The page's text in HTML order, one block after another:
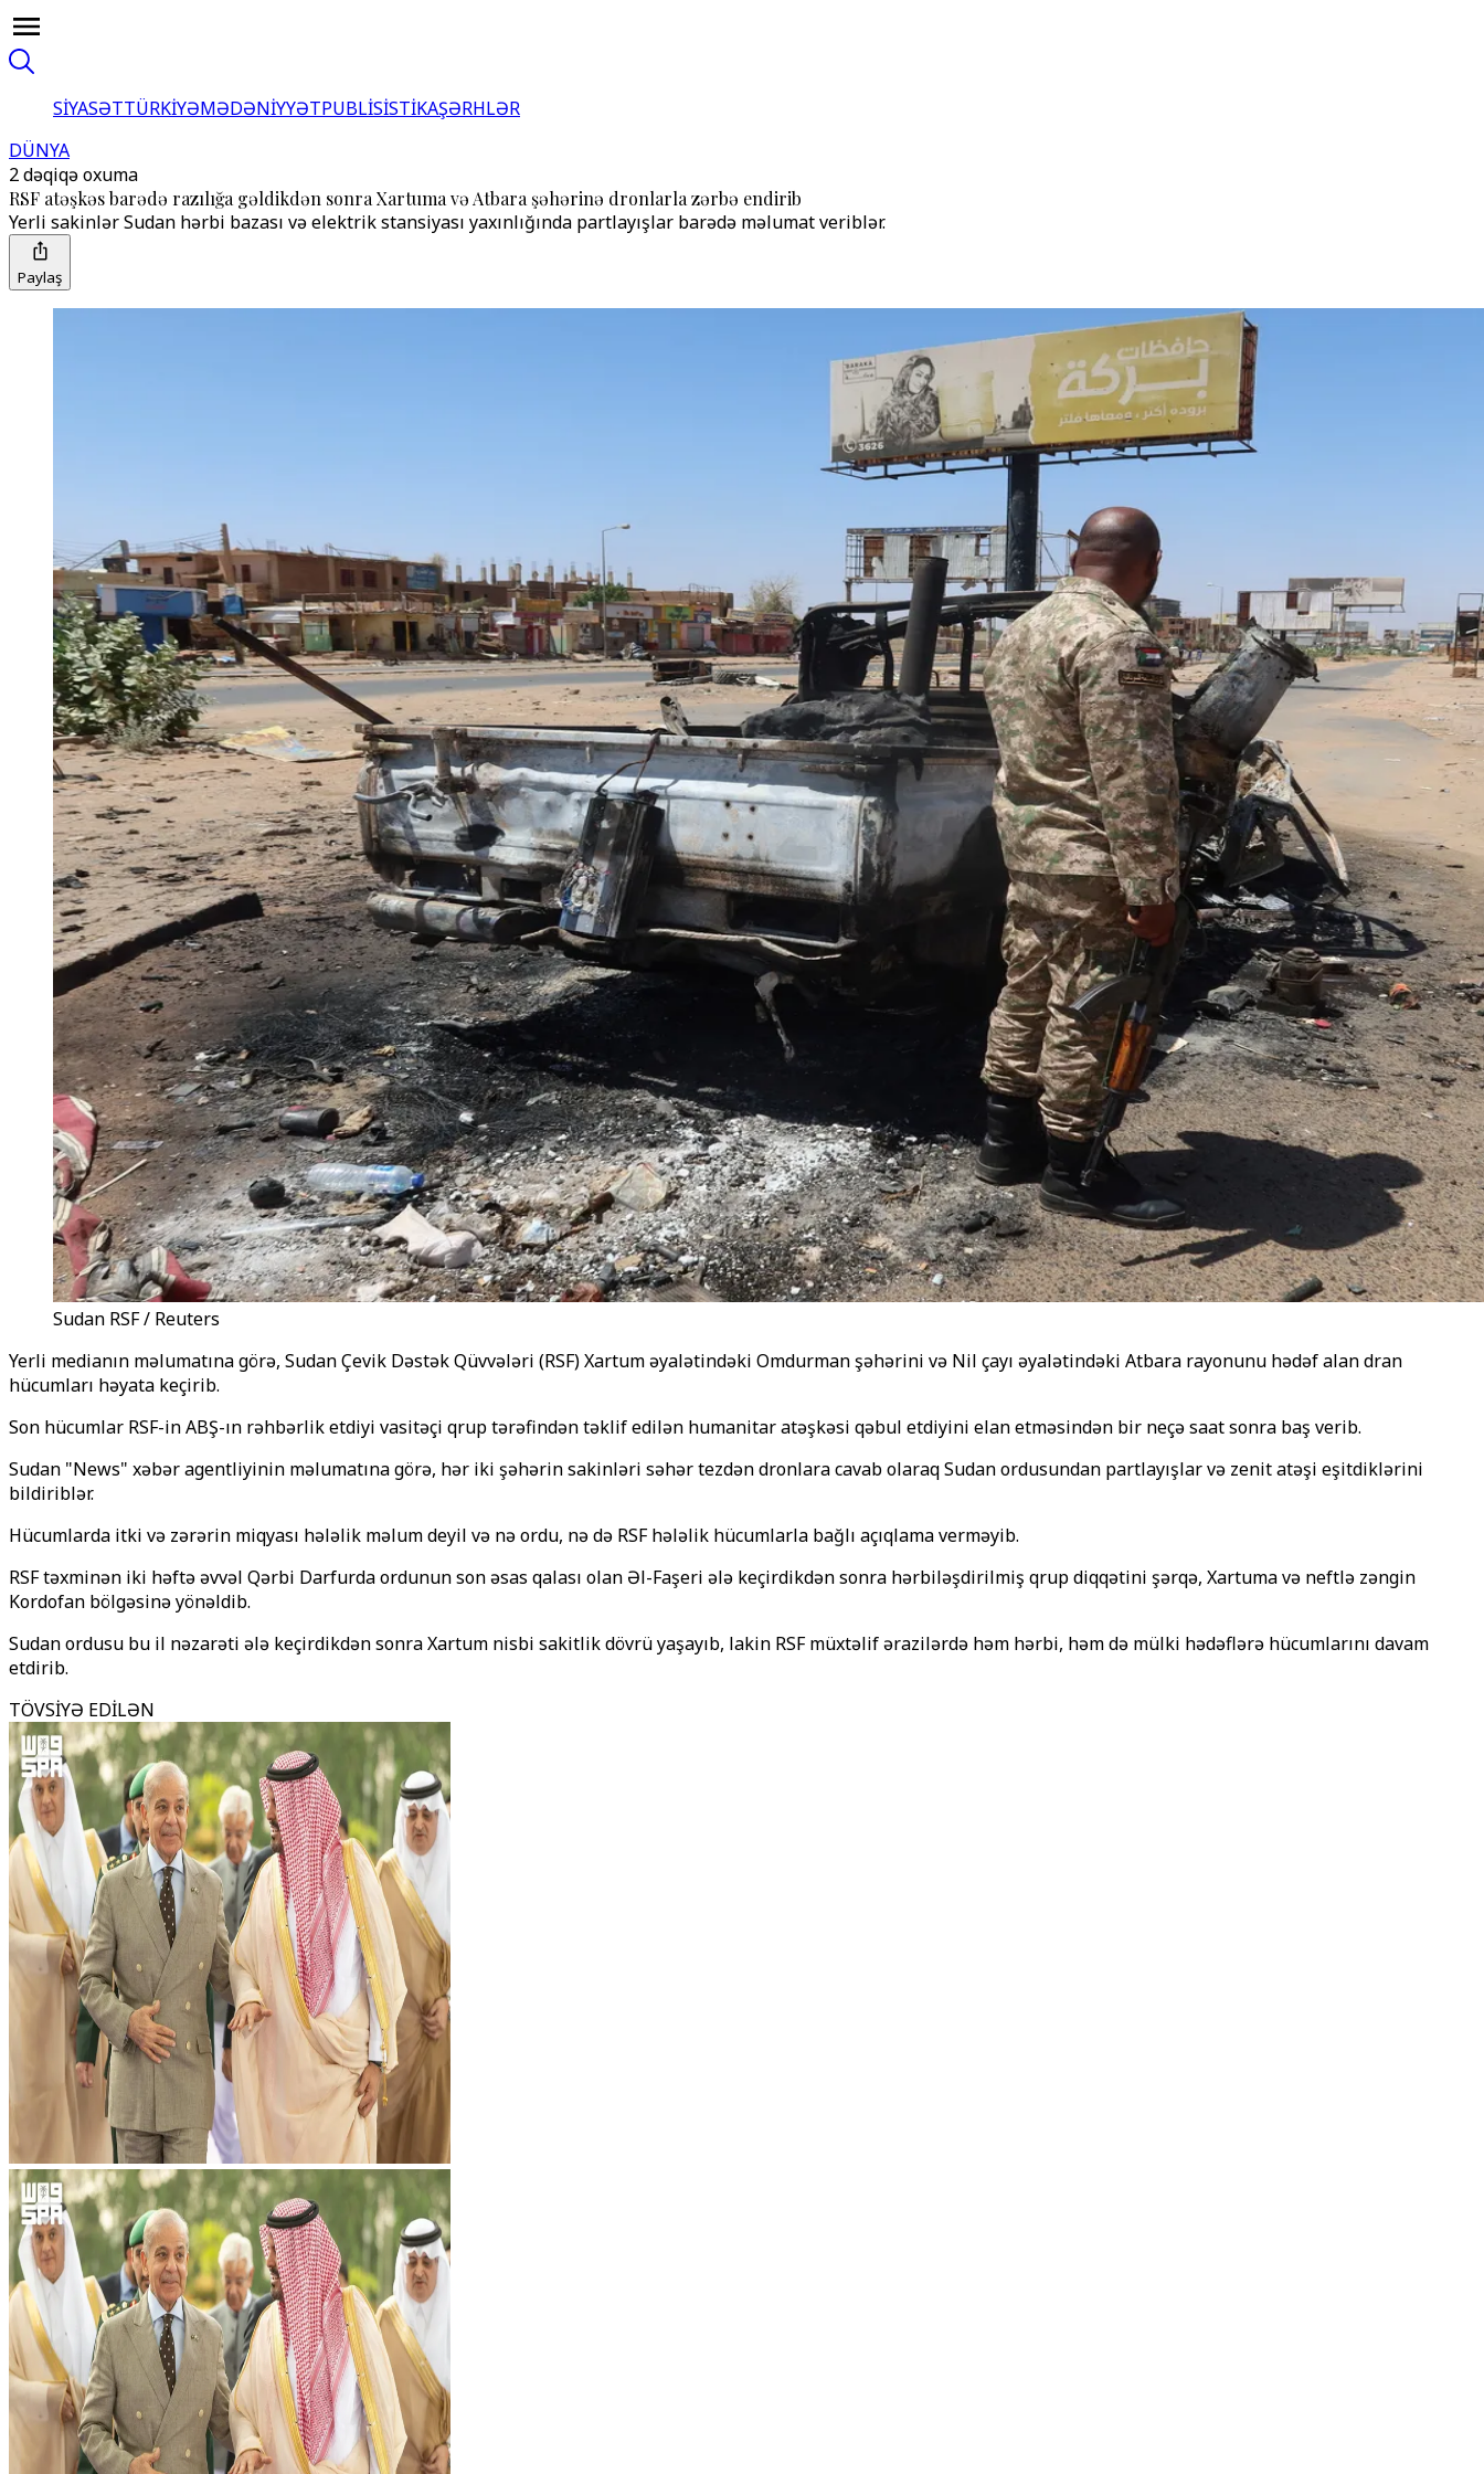
SİYASƏTTÜRKİYƏMƏDƏNİYYƏTPUBLİSİSTİKAŞƏRHLƏR
DÜNYA
2 dəqiqə oxuma
RSF atəşkəs barədə razılığa gəldikdən sonra Xartuma və Atbara şəhərinə dronlarla zərbə endirib
Yerli sakinlər Sudan hərbi bazası və elektrik stansiyası yaxınlığında partlayışlar barədə məlumat veriblər.
Paylaş
Sudan RSF / Reuters
Yerli medianın məlumatına görə, Sudan Çevik Dəstək Qüvvələri (RSF) Xartum əyalətindəki Omdurman şəhərini və Nil çayı əyalətindəki Atbara rayonunu hədəf alan dran
hücumları həyata keçirib.
Son hücumlar RSF-in ABŞ-ın rəhbərlik etdiyi vasitəçi qrup tərəfindən təklif edilən humanitar atəşkəsi qəbul etdiyini elan etməsindən bir neçə saat sonra baş verib.
Sudan "News" xəbər agentliyinin məlumatına görə, hər iki şəhərin sakinləri səhər tezdən dronlara cavab olaraq Sudan ordusundan partlayışlar və zenit atəşi eşitdiklərini
bildiriblər.
Hücumlarda itki və zərərin miqyası hələlik məlum deyil və nə ordu, nə də RSF hələlik hücumlarla bağlı açıqlama verməyib.
RSF təxminən iki həftə əvvəl Qərbi Darfurda ordunun son əsas qalası olan Əl-Faşeri ələ keçirdikdən sonra hərbiləşdirilmiş qrup diqqətini şərqə, Xartuma və neftlə zəngin
Kordofan bölgəsinə yönəldib.
Sudan ordusu bu il nəzarəti ələ keçirdikdən sonra Xartum nisbi sakitlik dövrü yaşayıb, lakin RSF müxtəlif ərazilərdə həm hərbi, həm də mülki hədəflərə hücumlarını davam
etdirib.
TÖVSİYƏ EDİLƏN